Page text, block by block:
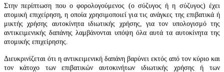
Στην περίπτωση που ο φορολογούμενος (ο σύζυγος ή η σύζυγος) έχει
ατομική επιχείρηση, η οποία χρησιμοποιεί για τις ανάγκες της επιβατικά ή
μικτής χρήσης αυτοκίνητα ιδιωτικής χρήσης, για τον υπολογισμό της
αντικειμενικής δαπάνης λαμβάνονται υπόψη όλα αυτά τα αυτοκίνητα της
ατομικής επιχείρησης.
Διευκρινίζεται ότι η αντικειμενική δαπάνη βαρύνει εκτός από τον κύριο και
τον κάτοχο των επιβατικών αυτοκινήτων ιδιωτικής χρήσης ή των